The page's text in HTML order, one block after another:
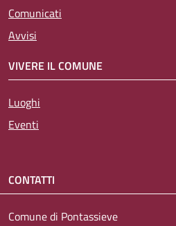
Comunicati
Avvisi
VIVERE IL COMUNE
Luoghi
Eventi
CONTATTI
Comune di Pontassieve